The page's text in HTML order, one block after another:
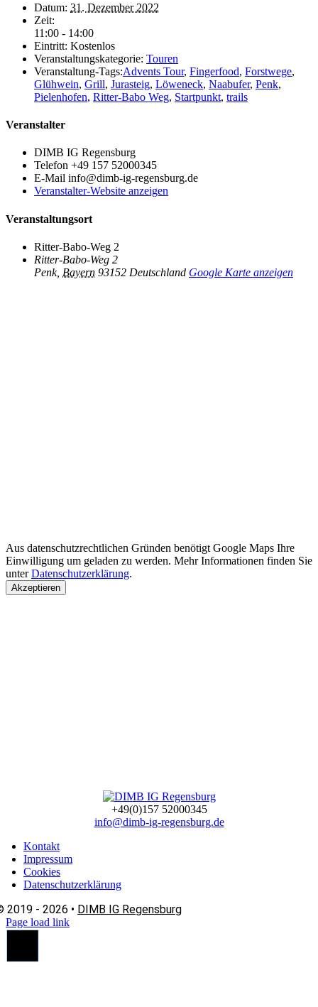
Datum: 31. Dezember 2022
Zeit:
11:00 - 14:00
Eintritt: Kostenlos
Veranstaltungskategorie: Touren
Veranstaltung-Tags:Advents Tour, Fingerfood, Forstwege,
Glühwein, Grill, Jurasteig, Löweneck, Naabufer, Penk,
Pielenhofen, Ritter-Babo Weg, Startpunkt, trails
Veranstalter
DIMB IG Regensburg
Telefon +49 157 52000345
E-Mail info@dimb-ig-regensburg.de
Veranstalter-Website anzeigen
Veranstaltungsort
Ritter-Babo-Weg 2
Ritter-Babo-Weg 2
Penk, Bayern 93152 Deutschland Google Karte anzeigen
Aus datenschutzrechtlichen Gründen benötigt Google Maps Ihre
Einwilligung um geladen zu werden. Mehr Informationen finden Sie
unterDatenschutzerklärung.
Akzeptieren
+49(0)157 52000345
info@dimb-ig-regensburg.de
Kontakt
Impressum
Cookies
Datenschutzerklärung
2019 - 2026 • DIMB IG Regensburg
Page load link
Nach